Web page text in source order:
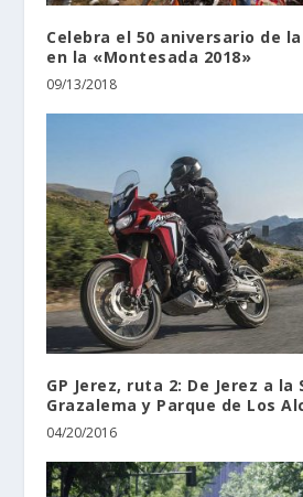
Celebra el 50 aniversario de
en la «Montesada 2018»
09/13/2018
GP Jerez, ruta 2: De Jerez a la
Grazalema y Parque de Los
04/20/2016